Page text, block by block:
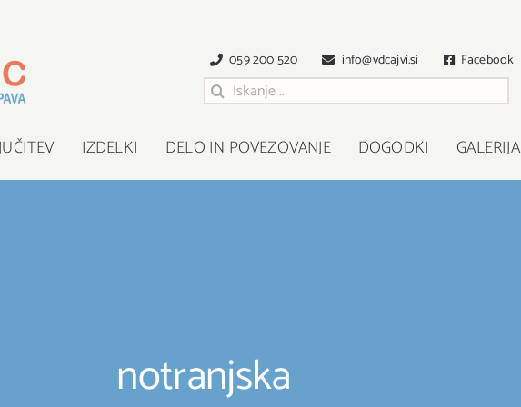
059 200 520 info@vdcajvi.si Facebook
Išči
IZDELKI DELO IN POVEZOVANJE DOGODKI GALERIJA
notranjska